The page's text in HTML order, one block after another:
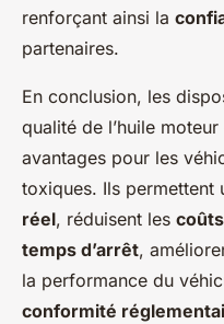
renforçant ainsi la
partenaires.
En conclusion, les
qualité de l’huile
avantages pour les
toxiques. Ils permettent
réel, réduisent les
temps d’arrêt,
la performance du
conformité